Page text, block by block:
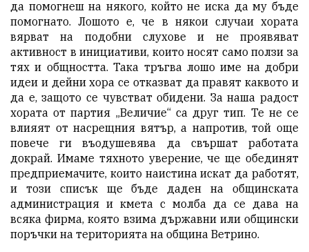
да помогнеш на някого, който не иска да му бъде
помогнато. Лошото е, че в някои случаи хората
вярват на подобни слухове и не проявяват
активност в инициативи, които носят само ползи за
тях и общността. Така тръгва лошо име на добри
идеи и дейни хора се отказват да правят каквото и
да е, защото се чувстват обидени. За наша радост
хората от партия „Величие“ са друг тип. Те не се
влияят от насрещния вятър, а напротив, той още
повече ги въодушевява да свършат работата
докрай. Имаме тяхното уверение, че ще обединят
предприемачите, които наистина искат да работят,
и този списък ще бъде даден на общинската
администрация и кмета с молба да се дава на
всяка фирма, която взима държавни или общински
поръчки на територията на община Ветрино.